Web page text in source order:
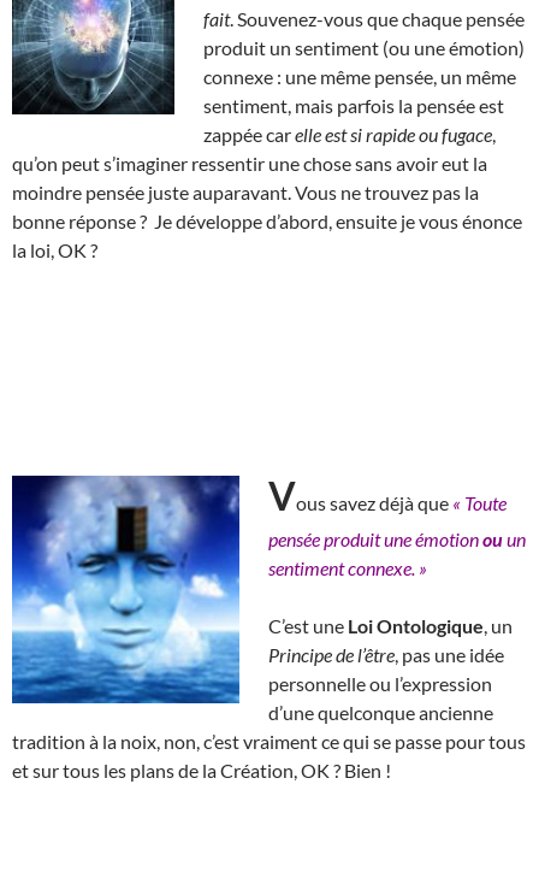
fait. Souvenez-vous que chaque pensée
produit un sentiment (ou une émotion)
connexe : une même pensée, un même
sentiment, mais parfois la pensée est
zappée carelle est si rapide ou fugace
qu’on peut s’imaginer ressentir une chose sans avoir eut la
moindre pensée juste auparavant. Vous ne trouvez pas la
bonne réponse ? Je développe d’abord, ensuite je vous énonce
la loi, OK ?
Vous savez déjà que « Toute
pensée produit une émotionouun
sentiment connexe. »
C’est une Loi Ontologique , un
Principe de l’être , pas une idée
personnelle ou l’expression
d’une quelconque ancienne
tradition à la noix, non, c’est vraiment ce qui se passe pour tous
et sur tous les plans de la Création, OK ? Bien !